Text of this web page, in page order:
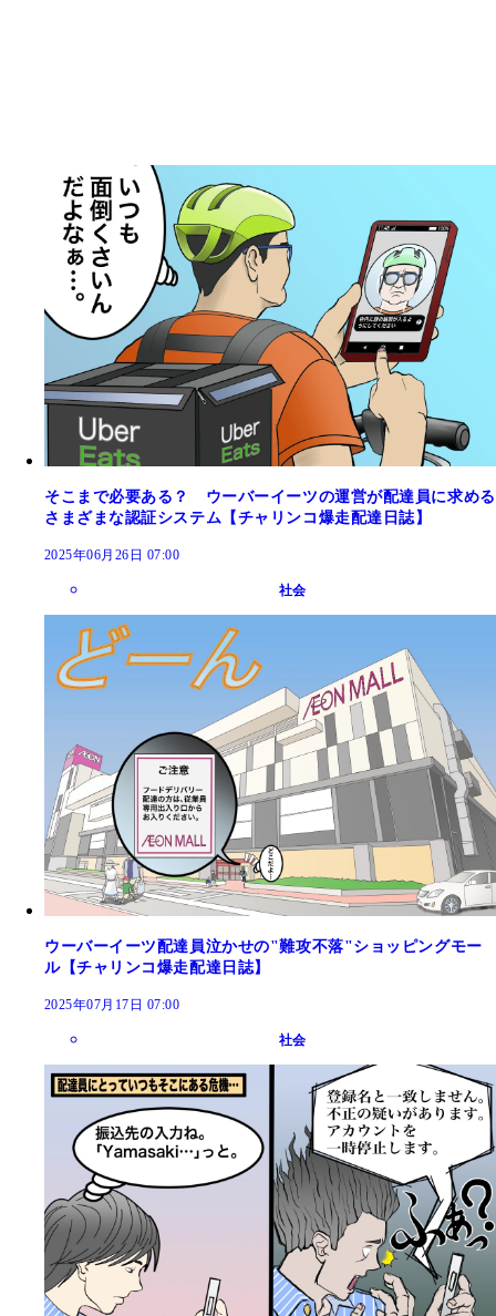
そこまで必要ある？ ウーバーイーツの運営が配達員に求める
さまざまな認証システム【チャリンコ爆走配達日誌】
2025年06月26日 07:00
社会
ウーバーイーツ配達員泣かせの"難攻不落"ショッピングモー
ル【チャリンコ爆走配達日誌】
2025年07月17日 07:00
社会